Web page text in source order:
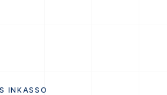
INKASSO